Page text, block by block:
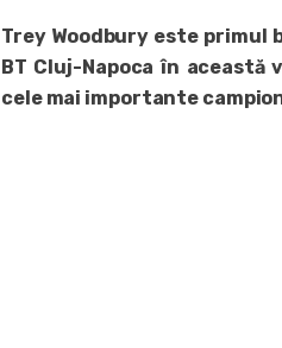
Trey Woodbury este primul
BT Cluj-Napoca în
cele mai importante